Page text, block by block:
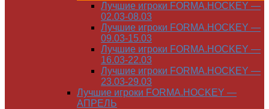
Лучшие игроки FORMA.HOCKEY —
02.03-08.03
Лучшие игроки FORMA.HOCKEY —
09.03-15.03
Лучшие игроки FORMA.HOCKEY —
16.03-22.03
Лучшие игроки FORMA.HOCKEY —
23.03-29.03
Лучшие игроки FORMA.HOCKEY —
АПРЕЛЬ